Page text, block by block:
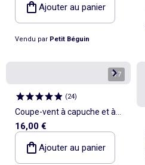
capuche Elliott
Ajouter au panier
Vendu par Petit Béguin
1/7
(24)
Coupe-vent à capuche et à
carreaux
16,00 €
Ajouter au panier